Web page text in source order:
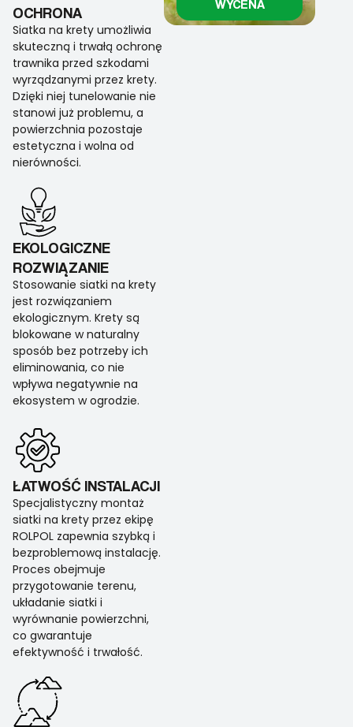
OCHRONA
Siatka na krety umożliwia
skuteczną i trwałą ochronę
trawnika przed szkodami
wyrządzanymi przez krety.
Dzięki niej tunelowanie nie
stanowi już problemu, a
powierzchnia pozostaje
estetyczna i wolna od
nierówności.
EKOLOGICZNE
ROZWIĄZANIE
Stosowanie siatki na krety
jest rozwiązaniem
ekologicznym. Krety są
blokowane w naturalny
sposób bez potrzeby ich
eliminowania, co nie
wpływa negatywnie na
ekosystem w ogrodzie.
ŁATWOŚĆ INSTALACJI
Specjalistyczny montaż
siatki na krety przez ekipę
ROLPOL zapewnia szybką i
bezproblemową instalację.
Proces obejmuje
przygotowanie terenu,
układanie siatki i
wyrównanie powierzchni,
co gwarantuje
efektywność i trwałość.
WYCENA